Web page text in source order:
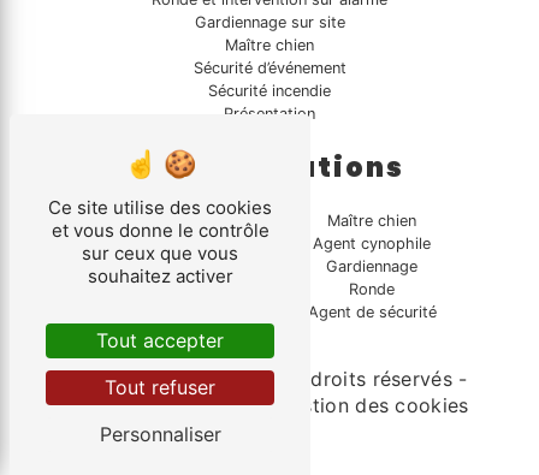
Gardiennage sur site
Maître chien
Sécurité d’événement
Sécurité incendie
Présentation
Nos prestations
Sécurité incendie
Intervention sur alarme
Sécurité mobile
Sécurité événement
Maître chien
Agent cynophile
Gardiennage
Ronde
Agent de sécurité
Vistalid- 2026 - Tous droits réservés -
Mentions légales-Gestion des cookies
Ce site utilise des cookies
et vous donne le contrôle
sur ceux que vous
souhaitez activer
Tout accepter
Tout refuser
Personnaliser